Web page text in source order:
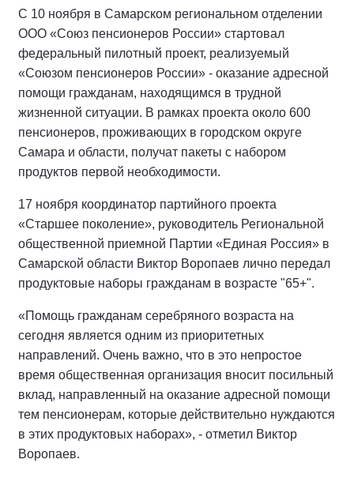
С 10 ноября в Самарском региональном отделении
ООО «Союз пенсионеров России» стартовал
федеральный пилотный проект, реализуемый
«Союзом пенсионеров России» - оказание адресной
помощи гражданам, находящимся в трудной
жизненной ситуации. В рамках проекта около 600
пенсионеров, проживающих в городском округе
Самара и области, получат пакеты с набором
продуктов первой необходимости.
17 ноября координатор партийного проекта
«Старшее поколение», руководитель Региональной
общественной приемной Партии «Единая Россия» в
Самарской области Виктор Воропаев лично передал
продуктовые наборы гражданам в возрасте "65+".
«Помощь гражданам серебряного возраста на
сегодня является одним из приоритетных
направлений. Очень важно, что в это непростое
время общественная организация вносит посильный
вклад, направленный на оказание адресной помощи
тем пенсионерам, которые действительно нуждаются
в этих продуктовых наборах», - отметил Виктор
Воропаев.